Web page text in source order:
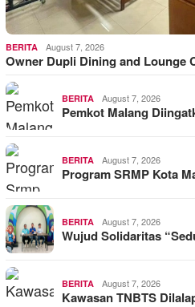
BERITA August 7, 2026
Owner Dupli Dining and Lounge
BERITA August 7, 2026
Pemkot Malang
BERITA August 7, 2026
Program SRMP Kota
BERITA August 7, 2026
Wujud Solidaritas
BERITA August 7, 2026
Kawasan TNBTS